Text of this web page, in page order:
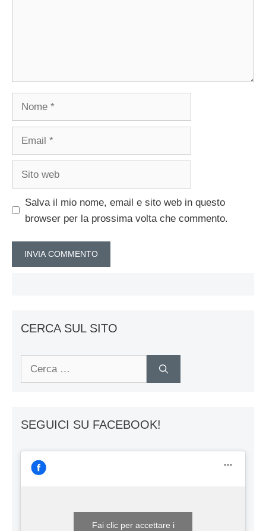
Salva il mio nome, email e sito web in questo
browser per la prossima volta che commento.
CERCA SUL SITO
Ricerca
SEGUICI SU FACEBOOK!
Fai clic per accettare i